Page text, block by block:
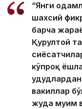
“Янги
шахсий
барча
Қурултой
кўпроқ
вакиллар
жуда муҳим